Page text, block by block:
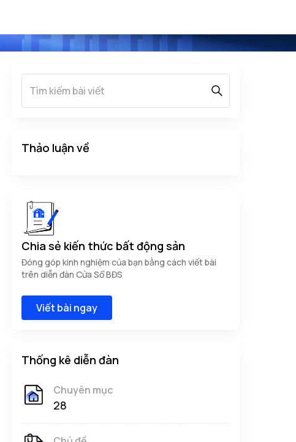
Thảo luận về
Chia sẻ kiến thức bất động sản
Đóng góp kinh nghiệm của bạn bằng cách viết bài
trên diễn đàn Cửa Sổ BĐS
Viết bài ngay
Thống kê diễn đàn
Chuyên mục
28